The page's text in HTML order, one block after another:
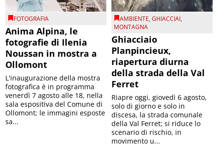
FOTOGRAFIA
Anima Alpina, le
fotografie di Ilenia
Noussan in mostra a
Ollomont
L'inaugurazione della mostra
fotografica è in programma
venerdì 7 agosto alle 18, nella
sala espositiva del Comune di
Ollomont; le immagini esposte
sa...
AMBIENTE,GHIACCIAI,
MONTAGNA
Ghiacciaio
Planpincieux,
riapertura diurna
della strada della Val
Ferret
Riapre oggi, giovedì 6 agosto,
solo di giorno e solo in
discesa, la strada comunale
della Val Ferret; si riduce lo
scenario di rischio, in
movimento u...